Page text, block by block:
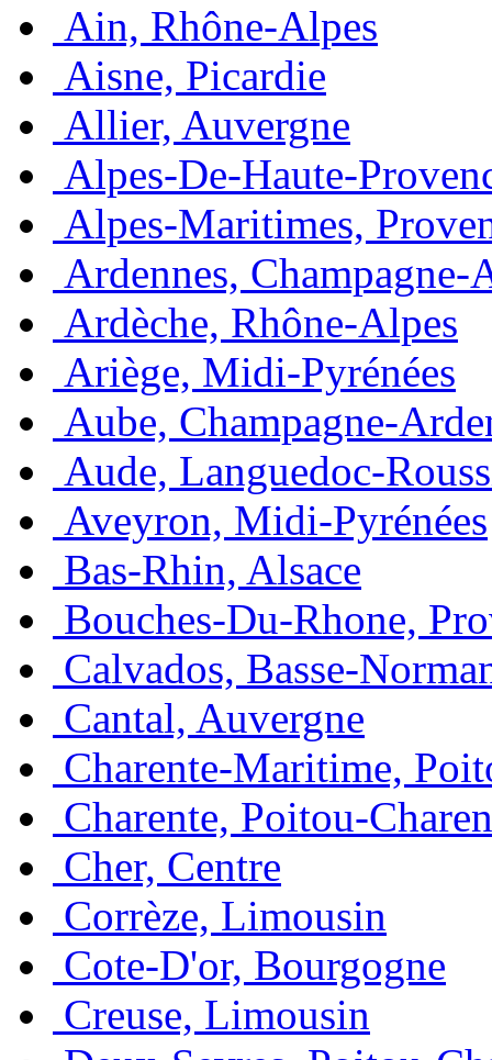
Ain, Rhône-Alpes
Aisne, Picardie
Allier, Auvergne
Alpes-De-Haute-
Alpes-Maritimes,
Ardennes, Champagne-
Ardèche, Rhône-Alpes
Ariège, Midi-Pyrénées
Aube, Champagne-
Aude, Languedoc-
Aveyron, Midi-Pyrénées
Bas-Rhin, Alsace
Bouches-Du-Rhone,
Calvados, Basse-
Cantal, Auvergne
Charente-Maritime,
Charente, Poitou-
Cher, Centre
Corrèze, Limousin
Cote-D'or, Bourgogne
Creuse, Limousin